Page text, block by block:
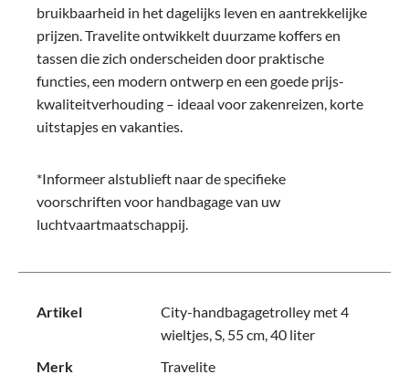
bruikbaarheid in het dagelijks leven en aantrekkelijke
prijzen. Travelite ontwikkelt duurzame koffers en
tassen die zich onderscheiden door praktische
functies, een modern ontwerp en een goede prijs-
kwaliteitverhouding – ideaal voor zakenreizen, korte
uitstapjes en vakanties.
*Informeer alstublieft naar de specifieke
voorschriften voor handbagage van uw
luchtvaartmaatschappij.
Artikel
City-handbagagetrolley met 4
wieltjes, S, 55 cm, 40 liter
Merk
Travelite